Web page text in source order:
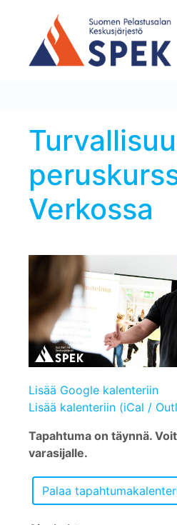
Verkossa
Lisää Google kalenteriin
Lisää kalenteriin (iCal /
Tapahtuma on täynnä.
varasijalle.